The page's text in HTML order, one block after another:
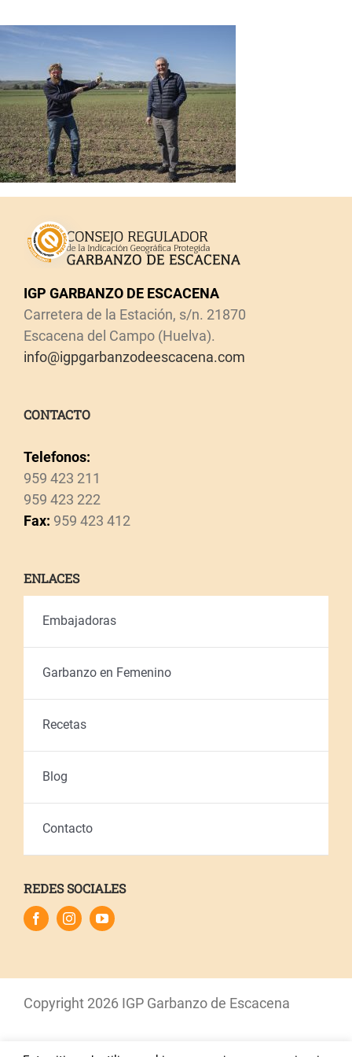
IGP GARBANZO DE ESCACENA
Carretera de la Estación, s/n. 21870
Escacena del Campo (Huelva).
info@igpgarbanzodeescacena.com
CONTACTO
Telefonos:
959 423 211
959 423 222
Fax: 959 423 412
ENLACES
Embajadoras
Garbanzo en Femenino
Recetas
Blog
Contacto
REDES SOCIALES
Copyright 2026 IGP Garbanzo de Escacena